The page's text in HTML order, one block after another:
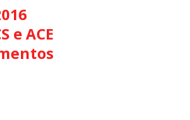
e ACE